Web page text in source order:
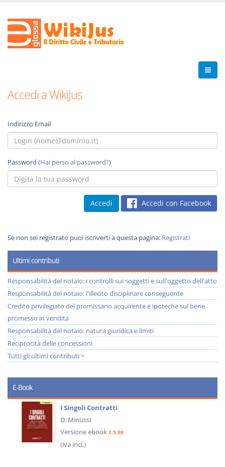
Accedi a WikiJus
Indirizzo Email
Password (Hai perso al password?)
Accedi con Facebook
Se non sei registrato puoi iscriverti a questa pagina: Registrati
Ultimi contributi
Responsabilità del notaio: i controlli sui soggetti e sull'oggetto dell'atto
Responsabilità del notaio: l'illecito disciplinare conseguente
Credito privilegiato del promissario acquirente e ipoteche sul bene
promesso in vendita
Responsabilità del notaio: natura giuridica e limiti
Reciprocità delle concessioni
Tutti gli ultimi contributi >
E-Book
I Singoli Contratti
D. Minussi
Versione ebook€ 5,99
(iva incl.)